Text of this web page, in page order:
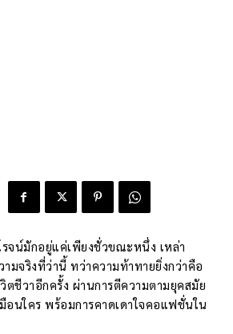
รจน์มักอยู่แค่เพียงชั่วขณะหนึ่ง เหล่า
มจริงที่ว่านี้ ทว่าความท้าทายยิ่งกว่าคือ
ตชีวาอีกครั้ง ผ่านการตีความตามยุคสมัย
นใคร พร้อมการคาดเดาใจคอแฟชั่นใน